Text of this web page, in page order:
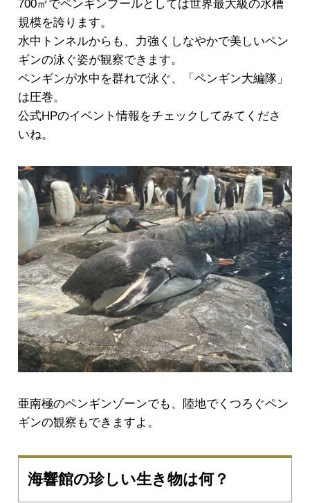
700㎥でペンギンプールとしては世界最大級の水槽
規模を誇ります。
水中トンネルからも、力強くしなやかで美しいペン
ギンの泳ぐ姿が観察できます。
ペンギンが水中を群れで泳ぐ、「ペンギン大編隊」
は圧巻。
公式HPのイベント情報をチェックしてみてくださ
いね。
亜南極のペンギンゾーンでも、陸地でくつろぐペン
ギンの観察もできますよ。
海響館の珍しい生き物は何？